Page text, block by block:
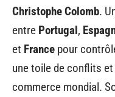
Christophe Colomb.
entre Portugal,
et France pour
une toile de conflits
commerce mondial.